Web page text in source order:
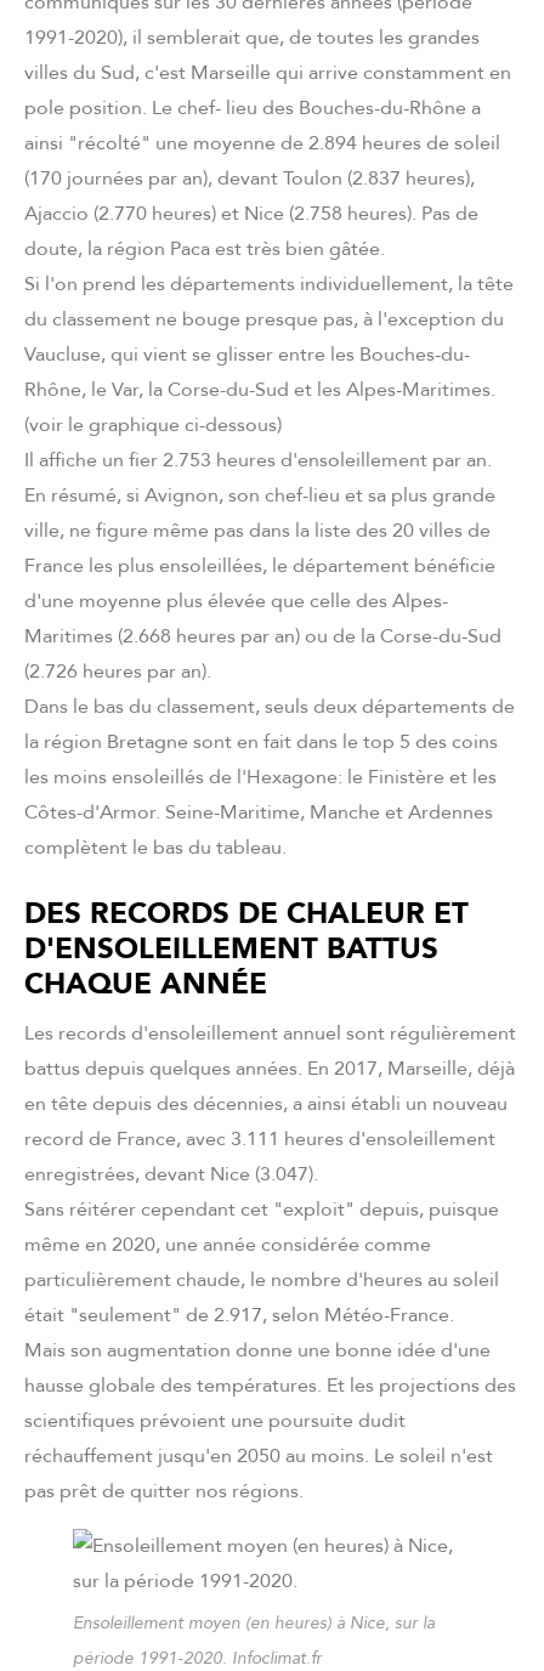
1991-2020), il semblerait que, de toutes les grandes
villes du Sud, c'est Marseille qui arrive constamment en
pole position. Le chef- lieu des Bouches-du-Rhône a
ainsi "récolté" une moyenne de 2.894 heures de soleil
(170 journées par an), devant Toulon (2.837 heures),
Ajaccio (2.770 heures) et Nice (2.758 heures). Pas de
doute, la région Paca est très bien gâtée.
Si l'on prend les départements individuellement, la tête
du classement ne bouge presque pas, à l'exception du
Vaucluse, qui vient se glisser entre les Bouches-du-
Rhône, le Var, la Corse-du-Sud et les Alpes-Maritimes.
(voir le graphique ci-dessous)
Il affiche un fier 2.753 heures d'ensoleillement par an.
En résumé, si Avignon, son chef-lieu et sa plus grande
ville, ne figure même pas dans la liste des 20 villes de
France les plus ensoleillées, le département bénéficie
d'une moyenne plus élevée que celle des Alpes-
Maritimes (2.668 heures par an) ou de la Corse-du-Sud
(2.726 heures par an).
Dans le bas du classement, seuls deux départements de
la région Bretagne sont en fait dans le top 5 des coins
les moins ensoleillés de l'Hexagone: le Finistère et les
Côtes-d'Armor. Seine-Maritime, Manche et Ardennes
complètent le bas du tableau.
DES RECORDS DE CHALEUR ET
D'ENSOLEILLEMENT BATTUS
CHAQUE ANNÉE
Les records d'ensoleillement annuel sont régulièrement
battus depuis quelques années. En 2017, Marseille, déjà
en tête depuis des décennies, a ainsi établi un nouveau
record de France, avec 3.111 heures d'ensoleillement
enregistrées, devant Nice (3.047).
Sans réitérer cependant cet "exploit" depuis, puisque
même en 2020, une année considérée comme
particulièrement chaude, le nombre d'heures au soleil
était "seulement" de 2.917, selon Météo-France.
Mais son augmentation donne une bonne idée d'une
hausse globale des températures. Et les projections des
scientifiques prévoient une poursuite dudit
réchauffement jusqu'en 2050 au moins. Le soleil n'est
pas prêt de quitter nos régions.
Ensoleillement moyen (en heures) à Nice, sur la
période 1991-2020. Infoclimat.fr